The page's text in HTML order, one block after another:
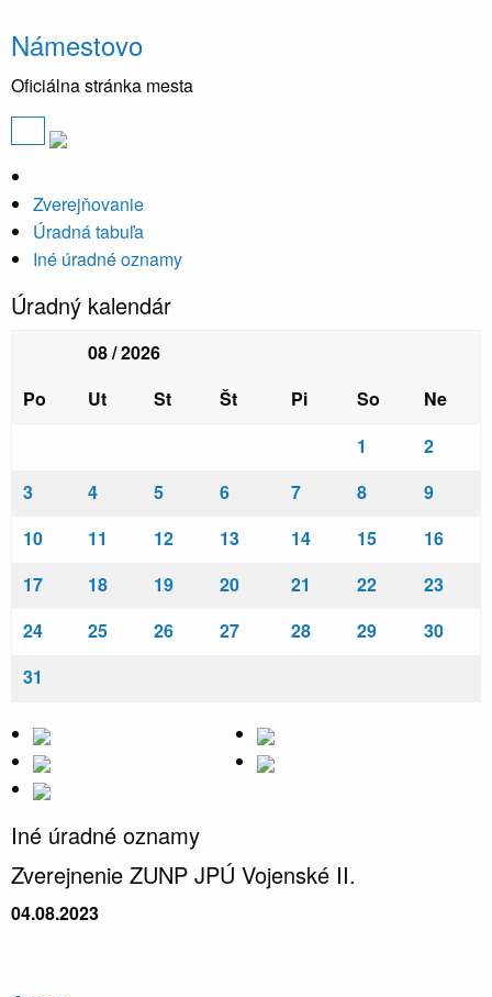
Námestovo
Oficiálna stránka mesta
Zverejňovanie
Úradná tabuľa
Iné úradné oznamy
Úradný kalendár
08 / 2026
Po
Ut St Št Pi So
Ne
1
2
3
4 5 6 7 8
9
10
11 12 13 14 15
16
17
18 19 20 21 22
23
24
25 26 27 28 29
30
31
Iné úradné oznamy
Zverejnenie ZUNP JPÚ Vojenské II.
04.08.2023